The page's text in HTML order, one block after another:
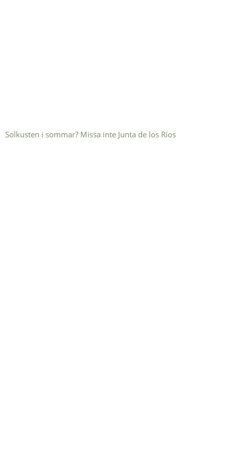
Solkusten i sommar? Missa inte Junta de los Ríos